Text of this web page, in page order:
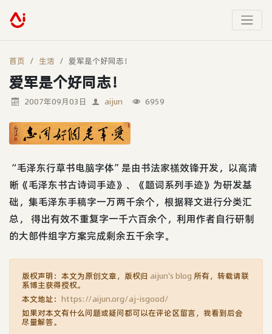
首页 生活 爱军是个好同志！
爱军是个好同志！
2007年09月03日 aijun 6959
“毛泽东行草书电脑字体”是由书法家禚效锋开发，以高清
晰《毛泽东书古诗词手迹》、《题词系列手迹》为研发基
础，集毛泽东手稿字一万两千余个，根据释文进行分类汇
总， 得出有效不重复字一千六百余个，利用作者自行研制
的大部件组字方案完成剩余五千余字。
版权声明：本文为原创文章，版权归 aijun's blog 所有，转载请联
系博主获得授权。
本文地址： https://aijun.org/aj-isgood/
如果对本文有什么问题或疑问都可以在评论区留言，我看到后会
尽量解答。